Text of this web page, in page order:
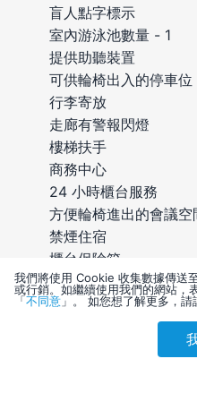
刷卡
盲人點字標示
室內游泳池數量 - 1
提供助聽裝置
可供輪椅出入的停車位
行李寄放
走廊有警報閃燈
樓梯扶手
商務中心
24 小時櫃台服務
方便輪椅進出的會議
禁煙住宿
櫃台保險箱
洗衣設施
電梯
我們將使用 Cookie 收集數據傳送
或行銷。如繼續使用我們的網站，
「不同意 」。 如您想了解更多，請